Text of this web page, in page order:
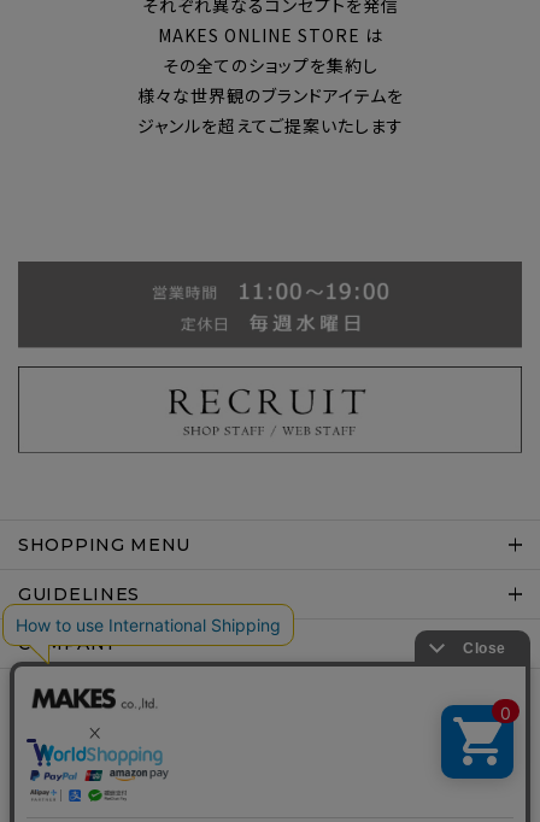
それぞれ異なるコンセプトを発信
MAKES ONLINE STORE は
その全てのショップを集約し
様々な世界観のブランドアイテムを
ジャンルを超えてご提案いたします
SHOPPING MENU
GUIDELINES
COMPANY